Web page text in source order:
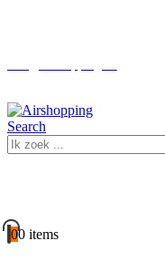
Search
00 items